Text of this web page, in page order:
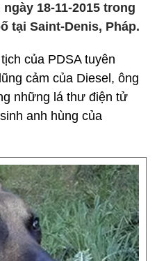
18-11-2015 trong
tại Saint-Denis, Pháp.
của PDSA tuyên
cảm của Diesel, ông
những lá thư điện tử
anh hùng của